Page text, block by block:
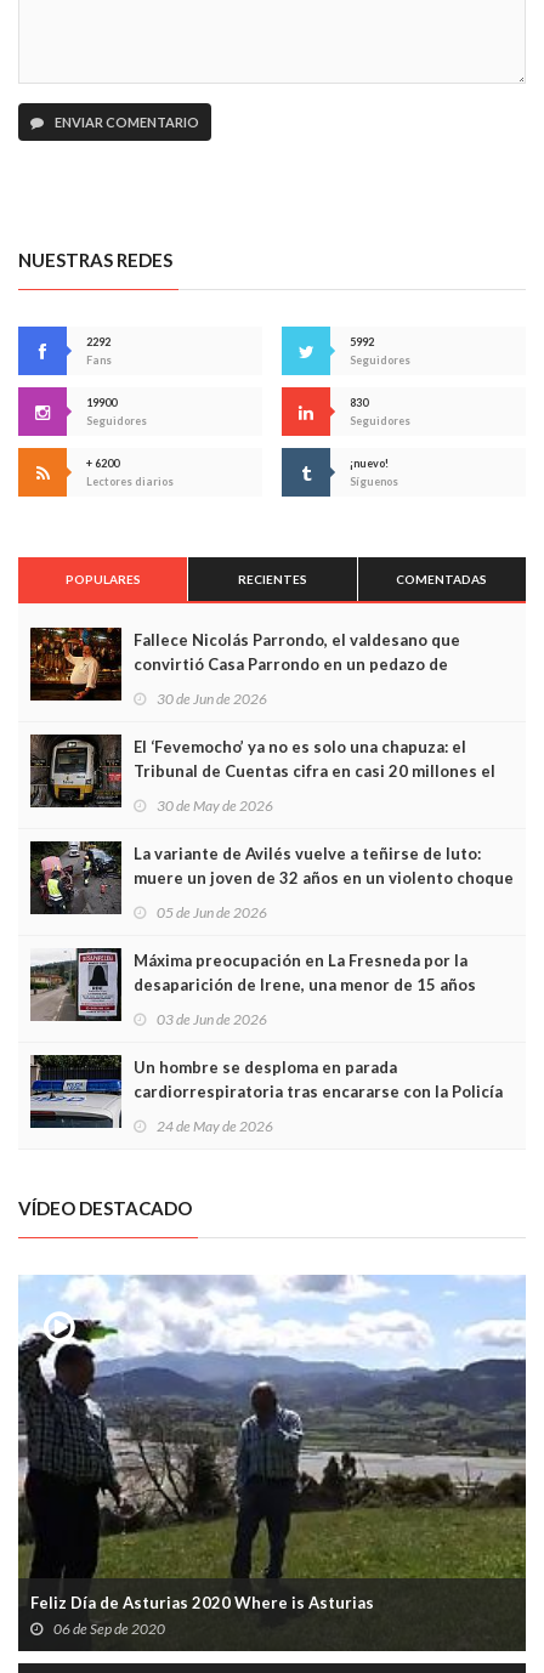
ENVIAR COMENTARIO
NUESTRAS REDES
2292
Fans
5992
Seguidores
19900
Seguidores
830
Seguidores
+ 6200
Lectores diarios
¡nuevo!
Síguenos
POPULARES RECIENTES COMENTADAS
Fallece Nicolás Parrondo, el valdesano que
convirtió Casa Parrondo en un pedazo de
Asturias en Madrid
30 de Jun de 2026
El ‘Fevemocho’ ya no es solo una chapuza: el
Tribunal de Cuentas cifra en casi 20 millones el
sobrecoste de los trenes que no cabían por los
30 de May de 2026
La variante de Avilés vuelve a teñirse de luto:
muere un joven de 32 años en un violento choque
frontal
05 de Jun de 2026
Máxima preocupación en La Fresneda por la
desaparición de Irene, una menor de 15 años
03 de Jun de 2026
Un hombre se desploma en parada
cardiorrespiratoria tras encararse con la Policía
Local en Luanco
24 de May de 2026
VÍDEO DESTACADO
Feliz Día de Asturias 2020 Where is Asturias
06 de Sep de 2020